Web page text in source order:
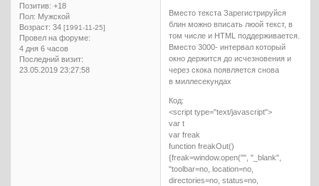
Позитив: +18
Пол: Мужской
Возраст: 34 [1991-11-25]
Провел на форуме:
4 дня 6 часов
Последний визит:
23.05.2019 23:27:58
Вместо текста Зарегистрируйся
блин можно вписать люой текст, в
том числе и HTML поддерживается.
Вместо 3000- интервал который
окно держится до исчезновения и
через скока появляется снова
в миллесекундах
Код:
<script type="text/javascript">
var t
var freak
function freakOut()
{freak=window.open("", "_blank",
"toolbar=no, location=no,
directories=no, status=no,